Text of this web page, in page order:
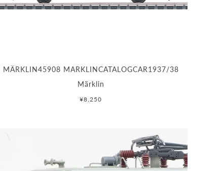
MÄRKLIN45908 MARKLINCATALOGCAR1937/38
Märklin
¥8,250